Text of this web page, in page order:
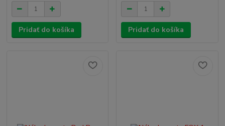
Pridať do košíka Pridať do košíka